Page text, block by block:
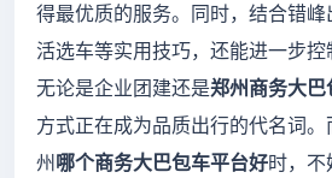
得最优质的服务。同时，结合错峰
活选车等实用技巧，还能进一步控
无论是企业团建还是郑州商务大巴
方式正在成为品质出行的代名词
州 哪个商务大巴包车平台好时，